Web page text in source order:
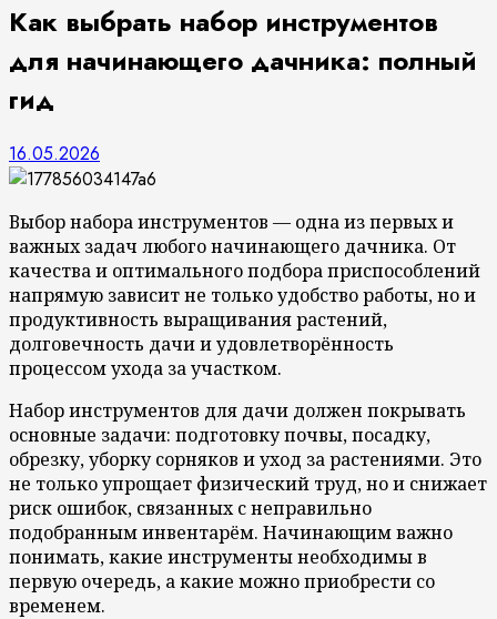
Как выбрать набор инструментов
для начинающего дачника: полный
гид
16.05.2026
Выбор набора инструментов — одна из первых и
важных задач любого начинающего дачника. От
качества и оптимального подбора приспособлений
напрямую зависит не только удобство работы, но и
продуктивность выращивания растений,
долговечность дачи и удовлетворённость
процессом ухода за участком.
Набор инструментов для дачи должен покрывать
основные задачи: подготовку почвы, посадку,
обрезку, уборку сорняков и уход за растениями. Это
не только упрощает физический труд, но и снижает
риск ошибок, связанных с неправильно
подобранным инвентарём. Начинающим важно
понимать, какие инструменты необходимы в
первую очередь, а какие можно приобрести со
временем.